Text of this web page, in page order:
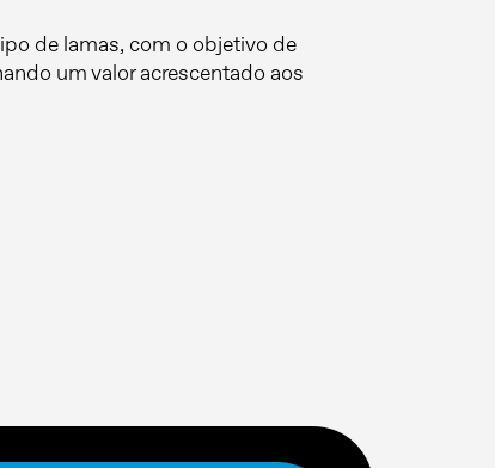
de lamas, com o objetivo de
um valor acrescentado aos